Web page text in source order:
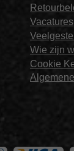
Vacatures
Wie zijn
Cookie